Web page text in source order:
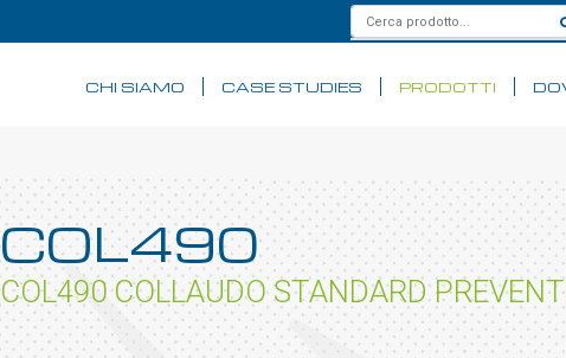
CHI SIAMO CASE STUDIES PRODOTTI
COL490
COL490 COLLAUDO STANDARD